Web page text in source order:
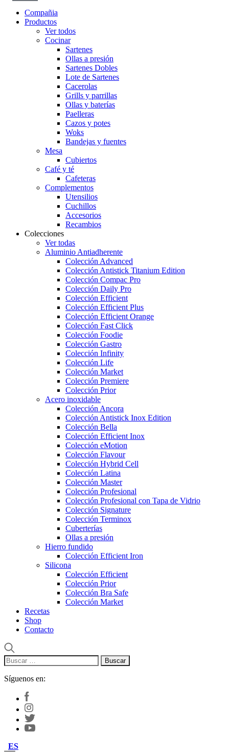
Compañia
Productos
Ver todos
Cocinar
Sartenes
Ollas a presión
Sartenes Dobles
Lote de Sartenes
Cacerolas
Grills y parrillas
Ollas y baterías
Paelleras
Cazos y potes
Woks
Bandejas y fuentes
Mesa
Cubiertos
Café y té
Cafeteras
Complementos
Utensilios
Cuchillos
Accesorios
Recambios
Colecciones
Ver todas
Aluminio Antiadherente
Colección Advanced
Colección Antistick Titanium Edition
Colección Compac Pro
Colección Daily Pro
Colección Efficient
Colección Efficient Plus
Colección Efficient Orange
Colección Fast Click
Colección Foodie
Colección Gastro
Colección Infinity
Colección Life
Colección Market
Colección Premiere
Colección Prior
Acero inoxidable
Colección Ancora
Colección Antistick Inox Edition
Colección Bella
Colección Efficient Inox
Colección eMotion
Colección Flavour
Colección Hybrid Cell
Colección Latina
Colección Master
Colección Profesional
Colección Profesional con Tapa de Vidrio
Colección Signature
Colección Terminox
Cuberterías
Ollas a presión
Hierro fundido
Colección Efficient Iron
Silicona
Colección Efficient
Colección Prior
Colección Bra Safe
Colección Market
Recetas
Shop
Contacto
Buscar:
Síguenos en:
ES